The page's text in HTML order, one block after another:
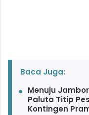
Baca Juga:
Menuju
Paluta Titip
Kontingen